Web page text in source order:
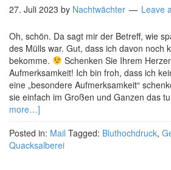
27. Juli 2023 by Nachtwächter Leave
Oh, schön. Da sagt mir der Betreff, wie
des Mülls war. Gut, dass ich davon noch
bekomme.
Schenken Sie Ihrem
Aufmerksamkeit! Ich bin froh, dass ich
eine „besondere Aufmerksamkeit“
sie einfach im Großen und Ganzen das
more…]
Posted in: Mail Tagged: Bluthochdruck,
Quacksalberei